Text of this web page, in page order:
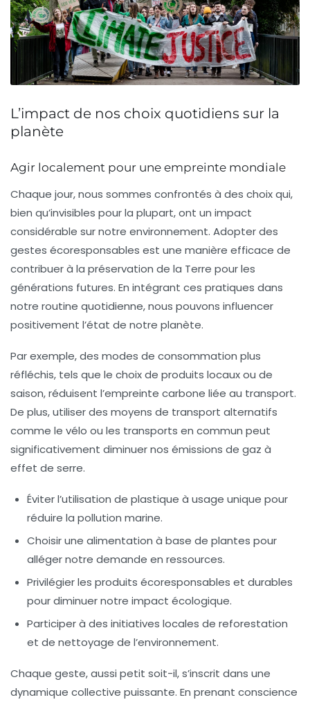
L’impact de nos choix quotidiens sur la
planète
Agir localement pour une empreinte mondiale
Chaque jour, nous sommes confrontés à des choix qui,
bien qu’invisibles pour la plupart, ont un impact
considérable sur notre environnement. Adopter des
gestes écoresponsables est une manière efficace de
contribuer à la préservation de la Terre pour les
générations futures. En intégrant ces pratiques dans
notre routine quotidienne, nous pouvons influencer
positivement l’état de notre planète.
Par exemple, des modes de consommation plus
réfléchis, tels que le choix de produits locaux ou de
saison, réduisent l’empreinte carbone liée au transport.
De plus, utiliser des moyens de transport alternatifs
comme le vélo ou les transports en commun peut
significativement diminuer nos émissions de gaz à
effet de serre.
Éviter l’utilisation de plastique à usage unique pour
réduire la pollution marine.
Choisir une alimentation à base de plantes pour
alléger notre demande en ressources.
Privilégier les produits écoresponsables et durables
pour diminuer notre impact écologique.
Participer à des initiatives locales de reforestation
et de nettoyage de l’environnement.
Chaque geste, aussi petit soit-il, s’inscrit dans une
dynamique collective puissante. En prenant conscience